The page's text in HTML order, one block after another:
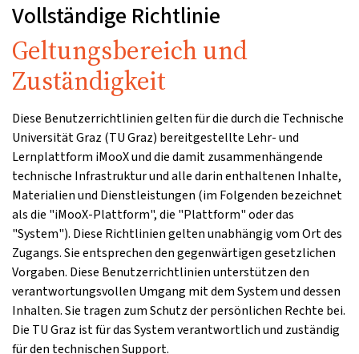
Vollständige Richtlinie
Geltungsbereich und
Zuständigkeit
Diese Benutzerrichtlinien gelten für die durch die Technische
Universität Graz (TU Graz) bereitgestellte Lehr- und
Lernplattform iMooX und die damit zusammenhängende
technische Infrastruktur und alle darin enthaltenen Inhalte,
Materialien und Dienstleistungen (im Folgenden bezeichnet
als die "iMooX-Plattform", die "Plattform" oder das
"System"). Diese Richtlinien gelten unabhängig vom Ort des
Zugangs. Sie entsprechen den gegenwärtigen gesetzlichen
Vorgaben. Diese Benutzerrichtlinien unterstützen den
verantwortungsvollen Umgang mit dem System und dessen
Inhalten. Sie tragen zum Schutz der persönlichen Rechte bei.
Die TU Graz ist für das System verantwortlich und zuständig
für den technischen Support.